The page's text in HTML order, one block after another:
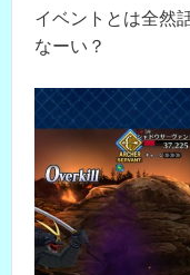
イベントとは全然
なーい？